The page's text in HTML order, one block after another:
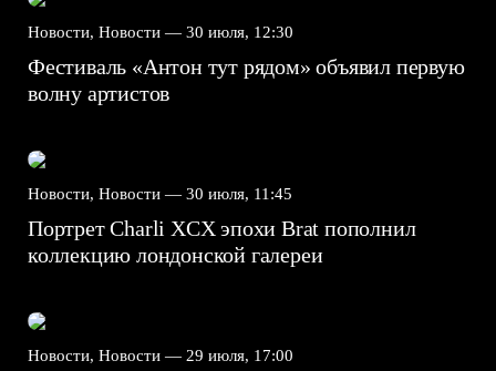
Новости, Новости — 30 июля, 12:30
Фестиваль «Антон тут рядом» объявил первую
волну артистов
Новости, Новости — 30 июля, 11:45
Портрет Charli XCX эпохи Brat пополнил
коллекцию лондонской галереи
Новости, Новости — 29 июля, 17:00